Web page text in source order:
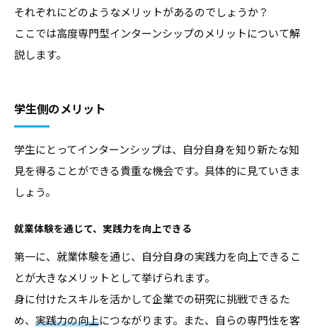
それぞれにどのようなメリットがあるのでしょうか？
ここでは高度専門型インターンシップのメリットについて解
説します。
学生側のメリット
学生にとってインターンシップは、自分自身を知り新たな知
見を得ることができる貴重な機会です。具体的に見ていきま
しょう。
就業体験を通じて、実践力を向上できる
第一に、就業体験を通じ、自分自身の実践力を向上できるこ
とが大きなメリットとして挙げられます。
身に付けたスキルを活かして企業での研究に挑戦できるた
め、 実践力の向上につながります。また、自らの専門性を客